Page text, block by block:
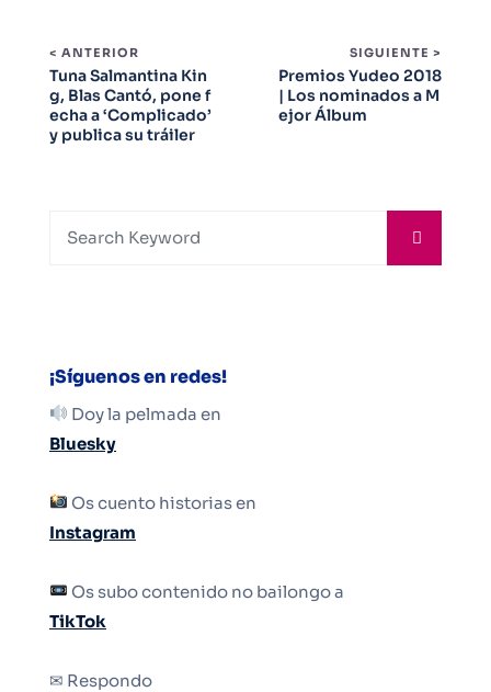
< ANTERIOR
Tuna Salmantina Kin
g, Blas Cantó, pone f
echa a ‘Complicado’
y publica su tráiler
SIGUIENTE >
Premios Yudeo 2018
| Los nominados a M
ejor Álbum
¡Síguenos en redes!
Doy la pelmada en
Bluesky
Os cuento historias en
Instagram
Os subo contenido no bailongo a
TikTok
✉ Respondo